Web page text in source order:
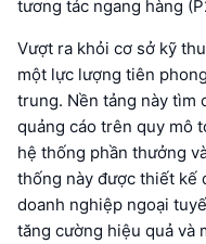
tương tác ngang hàng
Vượt ra khỏi cơ sở kỹ
một lực lượng tiên
trung. Nền tảng này tìm
quảng cáo trên quy mô
hệ thống phần thưởng
thống này được thiết kế
doanh nghiệp ngoại
tăng cường hiệu quả và